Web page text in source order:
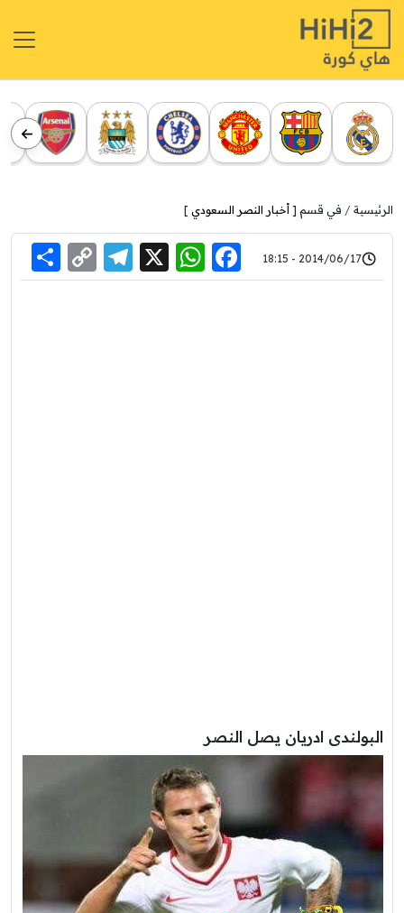
الرئيسية في قسم [ أخبار النصر السعودي ]
2014/06/17 - 18:15
Facebook
WhatsApp
X
Link
البولندى ادريان يصل النصر